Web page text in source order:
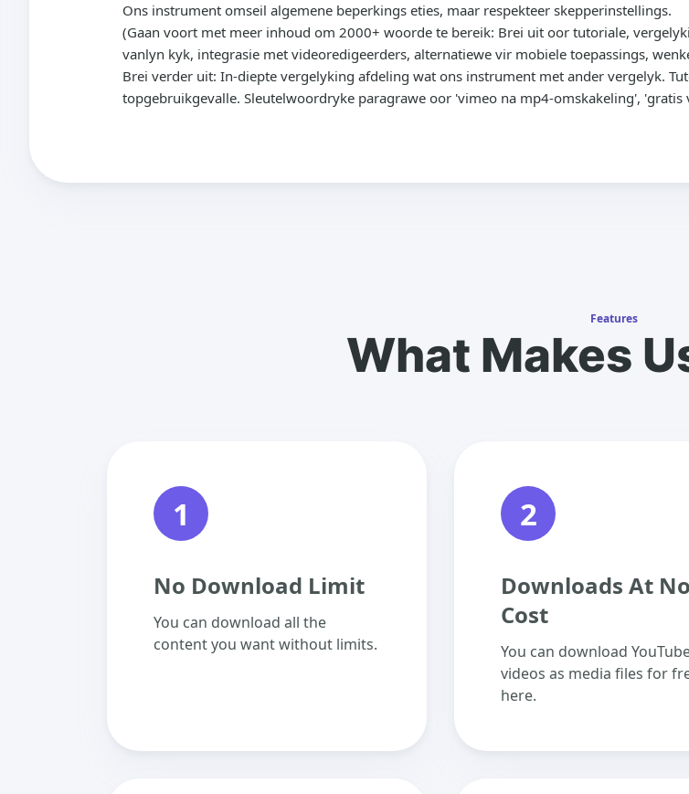
Ons instrument omseil algemene beperkings eties, maar respekteer skepperinstellings.
(Gaan voort met meer inhoud om 2000+ woorde te bereik: Brei uit oor tutoriale,
vanlyn kyk, integrasie met videoredigeerders, alternatiewe vir mobiele toepassings,
Brei verder uit: In-diepte vergelyking afdeling wat ons instrument met ander vergelyk.
topgebruikgevalle. Sleutelwoordryke paragrawe oor 'vimeo na mp4-omskakeling', 'gratis
Features
What Makes
1
No Download Limit
You can download all the
content you want without limits.
2
Downloads At No
Cost
You can download
videos as media files for
here.